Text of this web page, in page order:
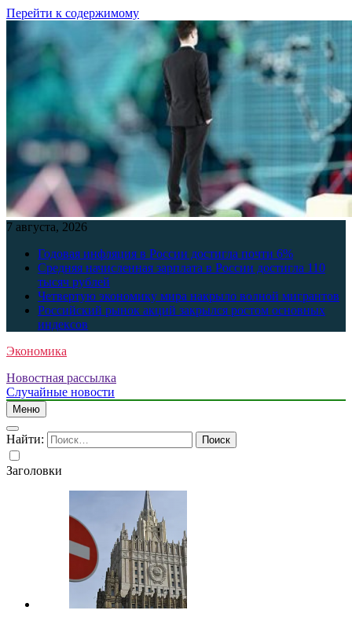
Перейти к содержимому
7 августа, 2026
Годовая инфляция в России достигла почти 6%
Средняя начисленная зарплата в России достигла 110
тысяч рублей
Четвертую экономику мира накрыло волной мигрантов
Российский рынок акций закрылся ростом основных
индексов
Экономика
Новостная рассылка
Случайные новости
Меню
Найти:
Заголовки